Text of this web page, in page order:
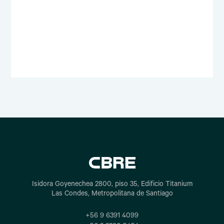
Isidora Goyenechea 2800, piso 35, Edificio Titanium
Las Condes, Metropolitana de Santiago
+56 9 6391 4099